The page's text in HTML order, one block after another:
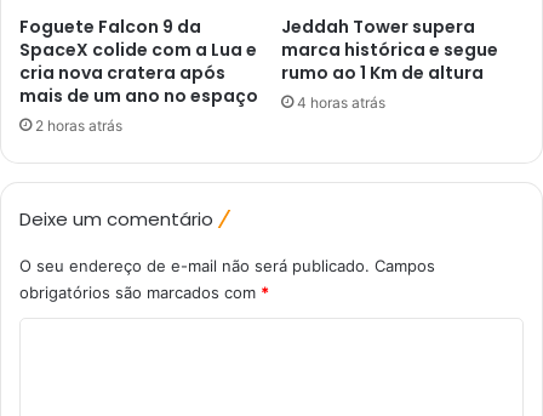
Foguete Falcon 9 da
SpaceX colide com a Lua e
cria nova cratera após
mais de um ano no espaço
2 horas atrás
Jeddah Tower supera
marca histórica e segue
rumo ao 1 Km de altura
4 horas atrás
Deixe um comentário
O seu endereço de e-mail não será publicado. Campos
obrigatórios são marcados com *